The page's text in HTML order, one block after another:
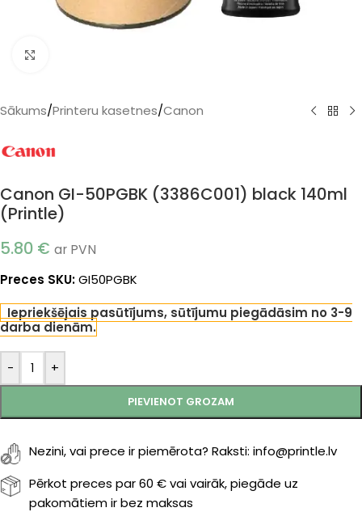
Sākums/Printeru kasetnes/Canon
Canon GI-50PGBK (3386C001) black 140ml
(Printle)
5.80 € ar PVN
Preces SKU:GI50PGBK
Iepriekšējais pasūtījums, sūtījumu piegādāsim no 3-9
darba dienām.
- +
PIEVIENOT GROZAM
Nezini, vai prece ir piemērota? Raksti: info@printle.lv
Pērkot preces par 60 € vai vairāk, piegāde uz
pakomātiem ir bez maksas